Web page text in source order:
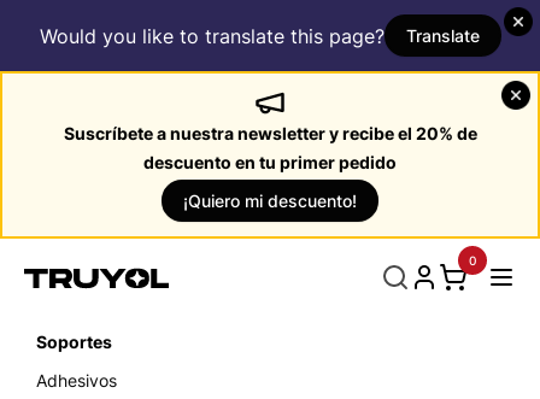
Would you like to translate this page? Translate
Suscríbete a nuestra newsletter y recibe el 20% de
descuento en tu primer pedido
¡Quiero mi descuento!
0
Soportes
Adhesivos